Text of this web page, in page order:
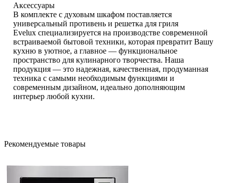
Аксессуары
В комплекте с духовым шкафом поставляется
универсальный противень и решетка для гриля
Evelux специализируется на производстве современной
встраиваемой бытовой техники, которая превратит Вашу
кухню в уютное, а главное — функциональное
пространство для кулинарного творчества. Наша
продукция — это надежная, качественная, продуманная
техника с самыми необходимым функциями и
современным дизайном, идеально дополняющим
интерьер любой кухни.
Рекомендуемые товары